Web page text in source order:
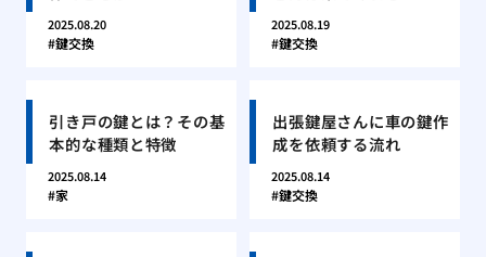
2025.08.20
鍵交換
2025.08.19
鍵交換
引き戸の鍵とは？その基
本的な種類と特徴
2025.08.14
家
出張鍵屋さんに車の鍵作
成を依頼する流れ
2025.08.14
鍵交換